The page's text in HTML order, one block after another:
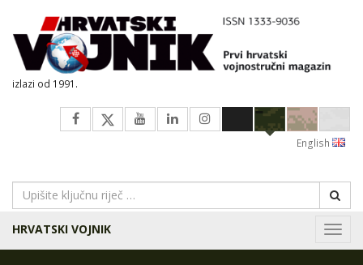
izlazi od 1991.
English
HRVATSKI VOJNIK